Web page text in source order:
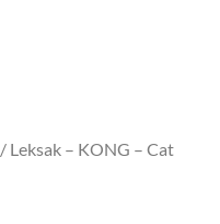
/ Leksak – KONG – Cat